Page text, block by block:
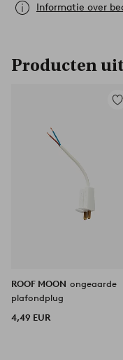
Informatie over
Producten
ROOF MOON ongeaarde
plafondplug
4,49 EUR